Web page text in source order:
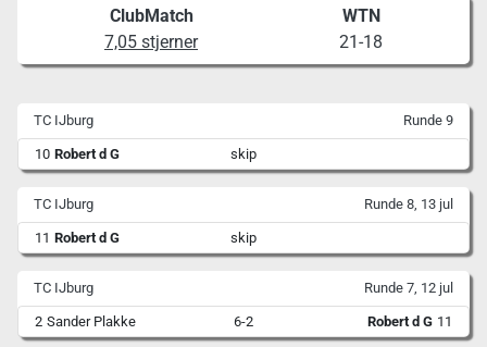
ClubMatch
7,05 stjerner
WTN
21-18
TC IJburg Runde 9
10 Robert d G skip
TC IJburg Runde 8, 13 jul
11 Robert d G skip
TC IJburg Runde 7, 12 jul
2 Sander Plakke 6-2 Robert d G 11